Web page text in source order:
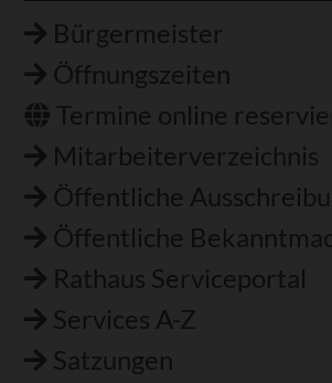
Bürgermeister
Öffnungszeiten
Termine online
Mitarbeiterverzeichnis
Öffentliche
Öffentliche
Rathaus Serviceportal
Services A-Z
Satzungen